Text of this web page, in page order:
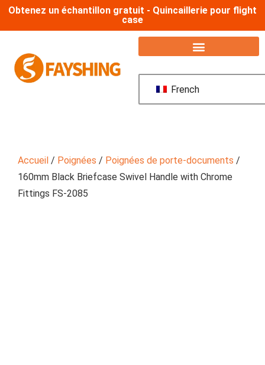
Obtenez un échantillon gratuit - Quincaillerie pour flight
case
French
Accueil / Poignées / Poignées de porte-documents /
160mm Black Briefcase Swivel Handle with Chrome
Fittings FS-2085